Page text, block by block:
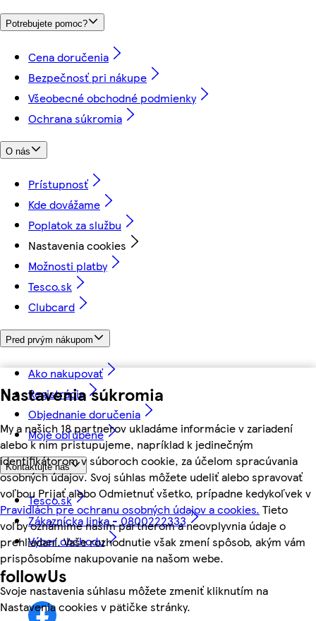
Nastavenia súkromia
My a našich 18 partnerov ukladáme informácie v zariadení
alebo k nim pristupujeme, napríklad k jedinečným
identifikátorom v súboroch cookie, za účelom spracúvania
osobných údajov. Svoj súhlas môžete udeliť alebo spravovať
voľbou Prijať alebo Odmietnuť všetko, prípadne kedykoľvek v
Pravidlách pre ochranu osobných údajov a cookies. Tieto
voľby oznámime našim partnerom a neovplyvnia údaje o
prehliadaní. Vaše rozhodnutie však zmení spôsob, akým vám
prispôsobíme nakupovanie na našom webe.
Svoje nastavenia súhlasu môžete zmeniť kliknutím na
Nastavenia cookies v pätičke stránky.
Potrebujete pomoc?
Cena doručenia
Bezpečnosť pri nákupe
Všeobecné obchodné podmienky
Ochrana súkromia
O nás
Prístupnosť
Kde dovážame
Poplatok za službu
Nastavenia cookies
Možnosti platby
Tesco.sk
Clubcard
Pred prvým nákupom
Ako nakupovať
Registrácia
Objednanie doručenia
Moje obľúbené
Kontaktujte nás
Tesco.sk
Zákaznícka linka - 0800222333
Výber obchodu
followUs